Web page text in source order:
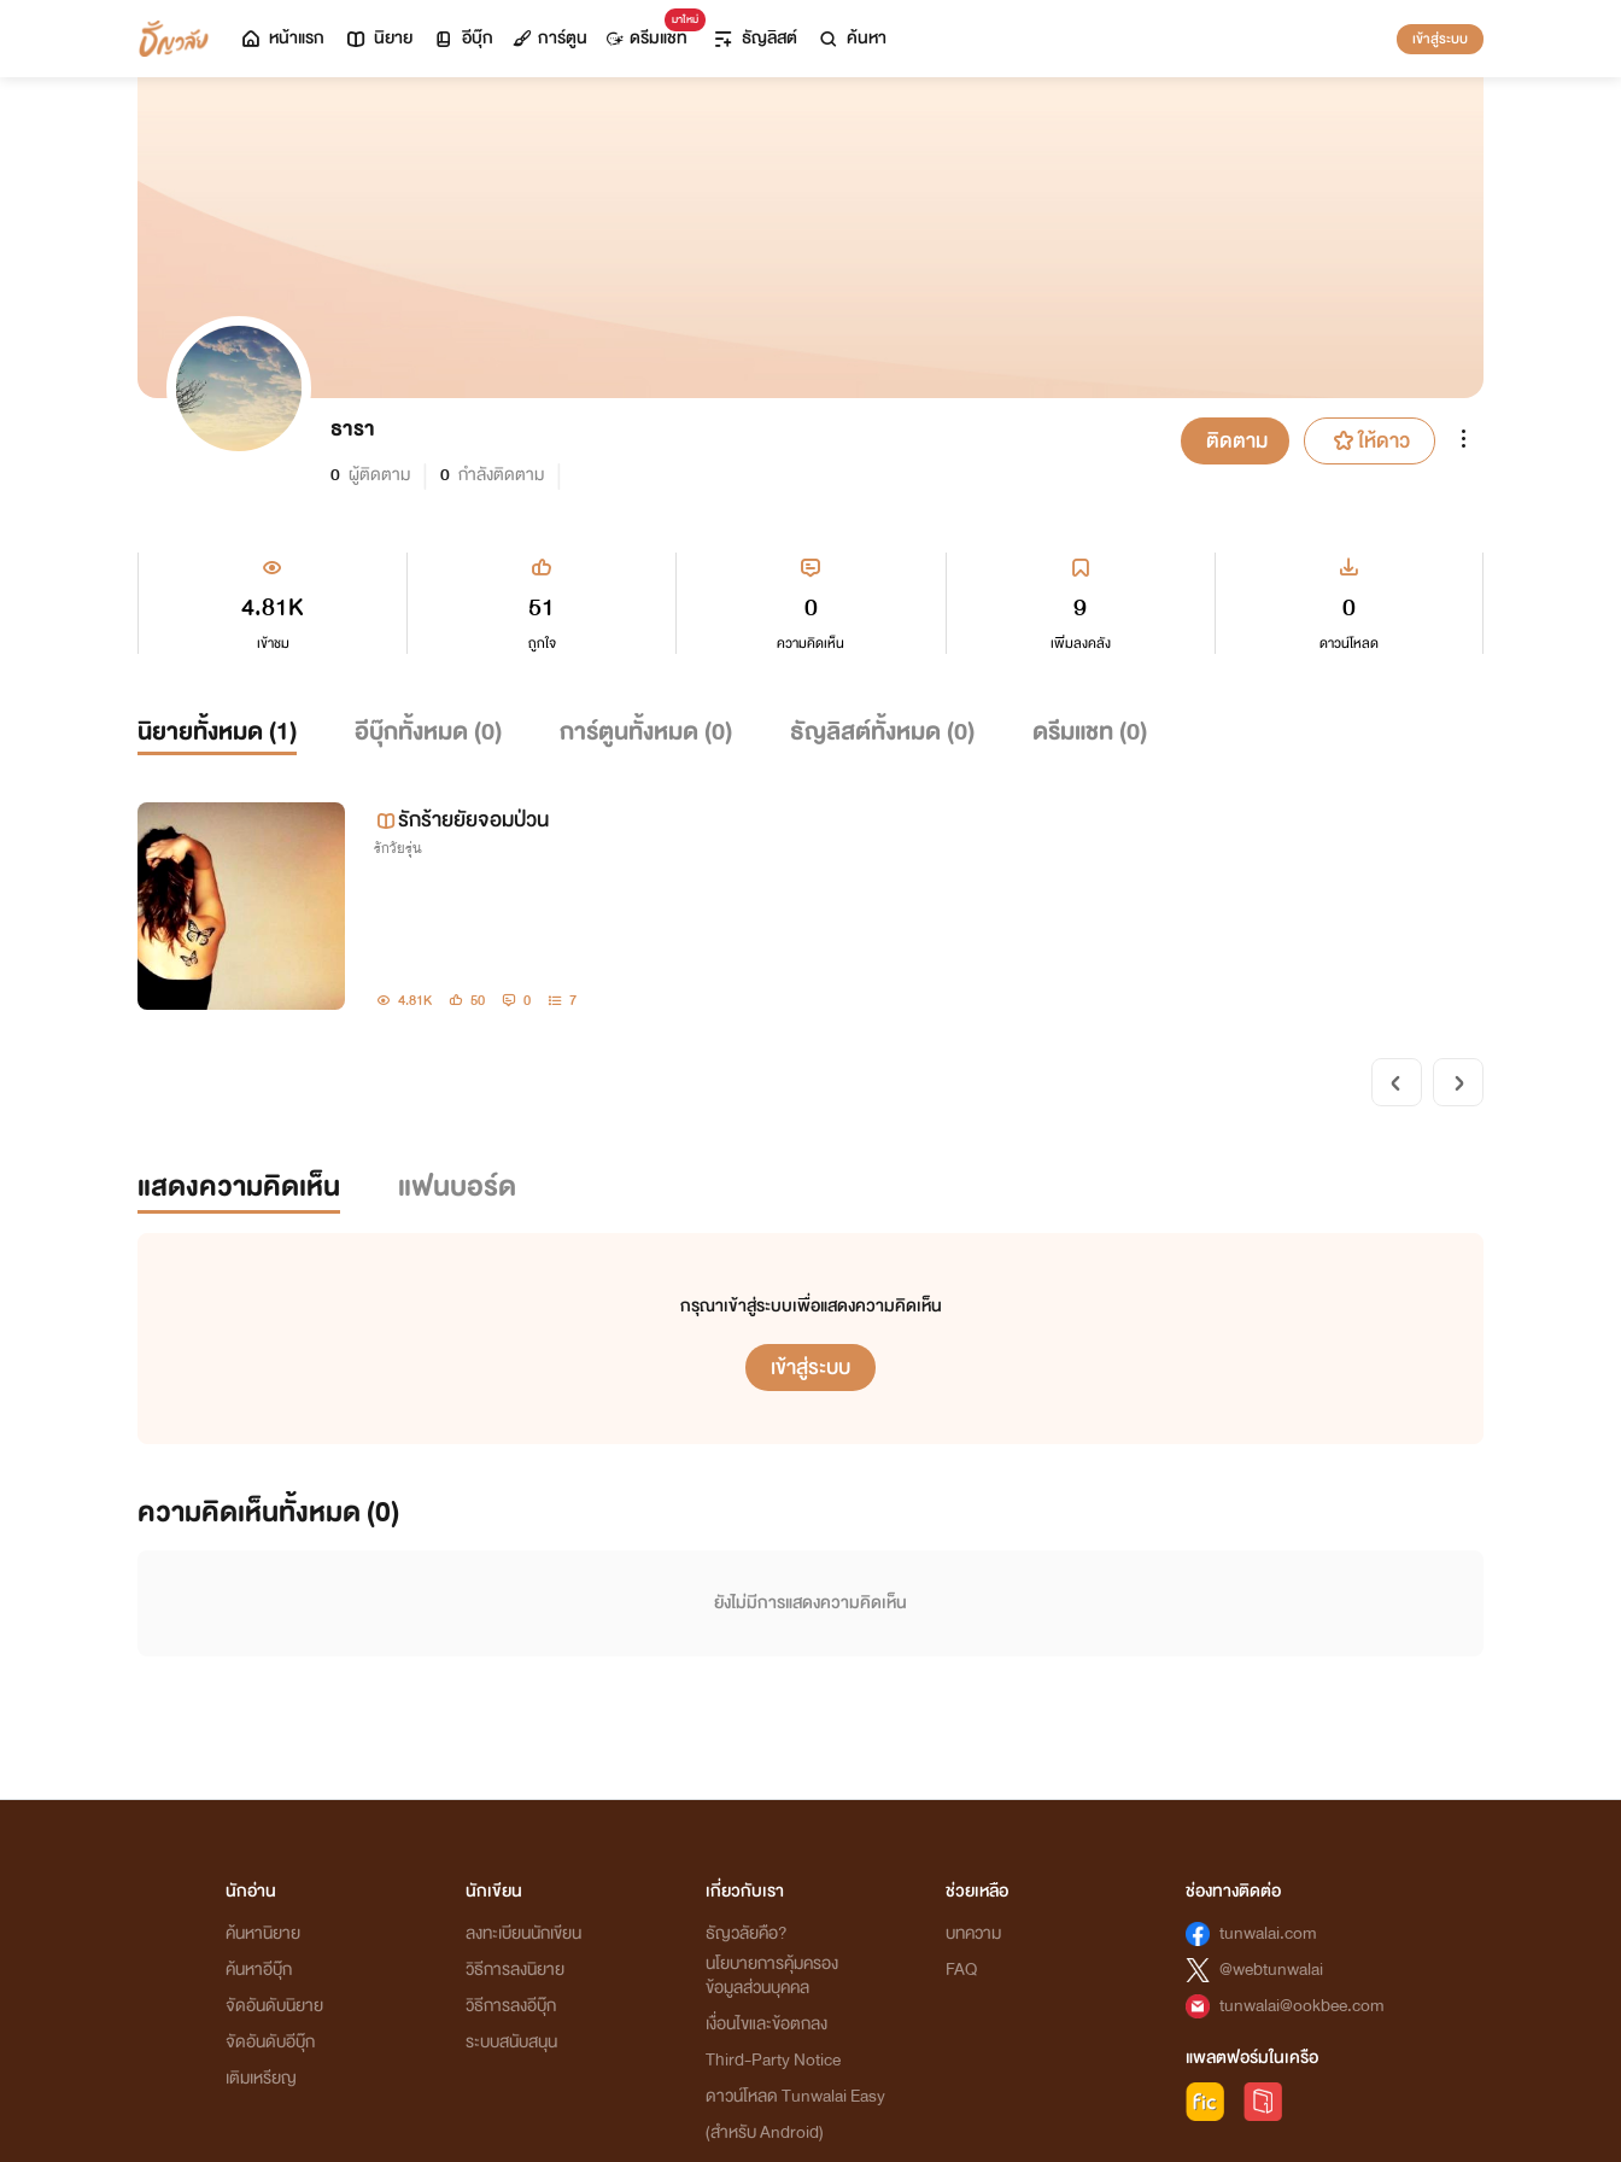
หน้าแรก นิยาย อีบุ๊ก การ์ตูน
มาใหม่
ดรีมแชท ธัญลิสต์ ค้นหา เข้าสู่ระบบ
ธารา
0 ผู้ติดตาม 0 กำลังติดตาม
ติดตาม ให้ดาว
4.81K
เข้าชม
9
เพิ่มลงคลัง
51
ถูกใจ
0
ดาวน์โหลด
0
ความคิดเห็น
นิยายทั้งหมด (1) อีบุ๊กทั้งหมด (0) การ์ตูนทั้งหมด (0) ธัญลิสต์ทั้งหมด (0) ดรีมแชท (0)
รักร้ายยัยจอมป่วน
รักวัยรุ่น
4.81K 50 0 7
แสดงความคิดเห็น แฟนบอร์ด
กรุณาเข้าสู่ระบบเพื่อแสดงความคิดเห็น
เข้าสู่ระบบ
ความคิดเห็นทั้งหมด (0)
ยังไม่มีการแสดงความคิดเห็น
นักอ่าน
ค้นหานิยาย
ค้นหาอีบุ๊ก
จัดอันดับนิยาย
จัดอันดับอีบุ๊ก
เติมเหรียญ
นักเขียน
ลงทะเบียนนักเขียน
วิธีการลงนิยาย
วิธีการลงอีบุ๊ก
ระบบสนับสนุน
เกี่ยวกับเรา
ธัญวลัยคือ?
นโยบายการคุ้มครอง
ข้อมูลส่วนบุคคล
เงื่อนไขและข้อตกลง
Third-Party Notice
ดาวน์โหลด Tunwalai Easy
(สำหรับ Android)
ช่วยเหลือ
บทความ
FAQ
ช่องทางติดต่อ
tunwalai.com
@webtunwalai
tunwalai@ookbee.com
แพลตฟอร์มในเครือ